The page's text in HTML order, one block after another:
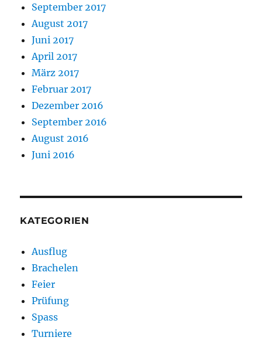
September 2017
August 2017
Juni 2017
April 2017
März 2017
Februar 2017
Dezember 2016
September 2016
August 2016
Juni 2016
KATEGORIEN
Ausflug
Brachelen
Feier
Prüfung
Spass
Turniere